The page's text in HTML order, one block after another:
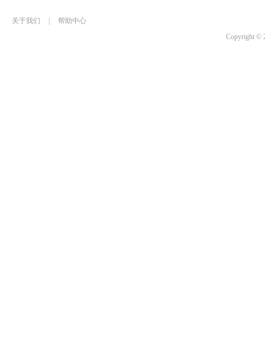
关于我们
帮助中心
Copyright ©